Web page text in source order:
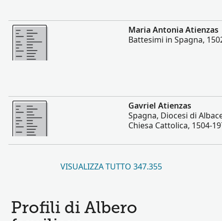
Altro
Maria Antonia Atienzas
Battesimi in Spagna,
Altro
Gavriel Atienzas
Spagna, Diocesi di
Chiesa Cattolica, 1504-
VISUALIZZA TUTTO 347.355
Profili di Albero